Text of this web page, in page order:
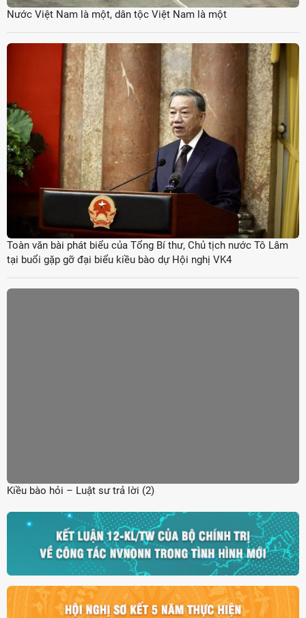
Nước Việt Nam là một, dân tộc Việt Nam là một
Toàn văn bài phát biểu của Tổng Bí thư, Chủ tịch nước Tô Lâm
tại buổi gặp gỡ đại biểu kiều bào dự Hội nghị VK4
Kiều bào hỏi – Luật sư trả lời (2)